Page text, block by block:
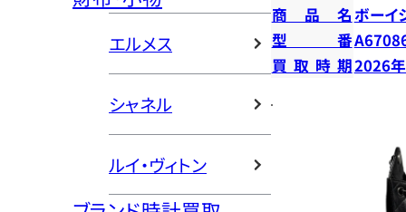
エルメス
シャネル
ルイ・ヴィトン
商品名ボーイ
型番
買取時期2026